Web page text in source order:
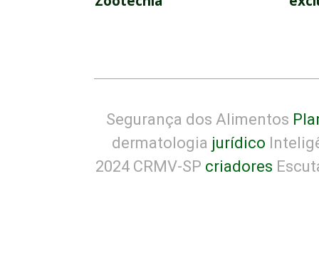
Segurança dos Alimentos
dermatologia jurídico
2024 CRMV-SP criadores